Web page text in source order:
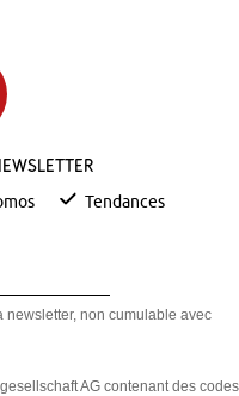
Tendances
newsletter, non cumulable avec
AG contenant des codes